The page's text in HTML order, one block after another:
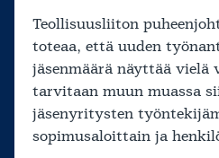
Teollisuusliiton
toteaa, että uuden
jäsenmäärä näyttää vielä
tarvitaan muun muassa
jäsenyritysten
sopimusaloittain ja